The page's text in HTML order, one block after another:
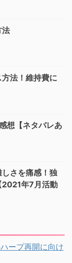
法
法！維持費に
想【ネタバレあ
さを痛感！独
2021年7月活動
ープ再開に向け